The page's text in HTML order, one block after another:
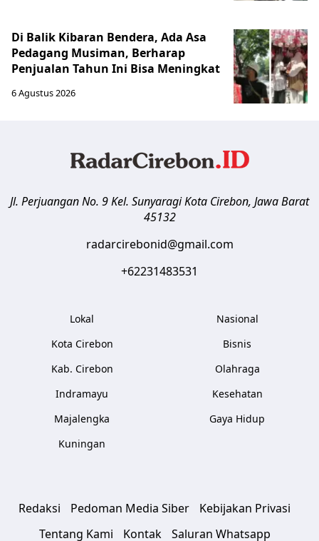
Di Balik Kibaran Bendera, Ada Asa
Pedagang Musiman, Berharap
Penjualan Tahun Ini Bisa Meningkat
6 Agustus 2026
Jl. Perjuangan No. 9 Kel. SunyaragiKota Cirebon, Jawa Barat
45132
radarcirebonid@gmail.com
+62231483531
Lokal
Kota Cirebon
Kab. Cirebon
Indramayu
Majalengka
Kuningan
Nasional
Bisnis
Olahraga
Kesehatan
Gaya Hidup
Redaksi Pedoman Media Siber
Kebijakan Privasi
Tentang Kami
Kontak Saluran Whatsapp